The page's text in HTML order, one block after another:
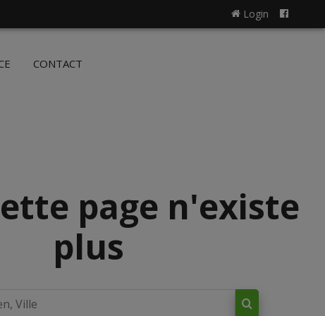
Login
CONTACT
page n'existe
plus